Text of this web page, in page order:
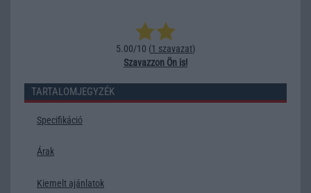
5.00/10 (1 szavazat)
Szavazzon Ön is!
TARTALOMJEGYZÉK
Specifikáció
Árak
Kiemelt ajánlatok